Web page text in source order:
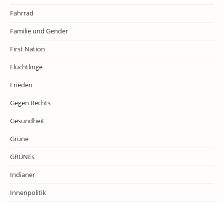
Fahrrad
Familie und Gender
First Nation
Flüchtlinge
Frieden
Gegen Rechts
Gesundheit
Grüne
GRÜNEs
Indianer
Innenpolitik